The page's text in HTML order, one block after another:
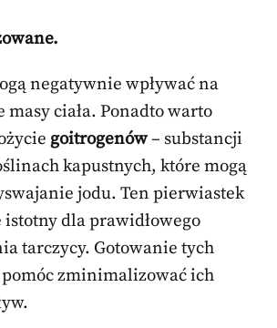
negatywnie wpływać na
ciała. Ponadto warto
goitrogenów– substancji
kapustnych, które mogą
jodu. Ten pierwiastek
dla prawidłowego
tarczycy. Gotowanie tych
zminimalizować ich